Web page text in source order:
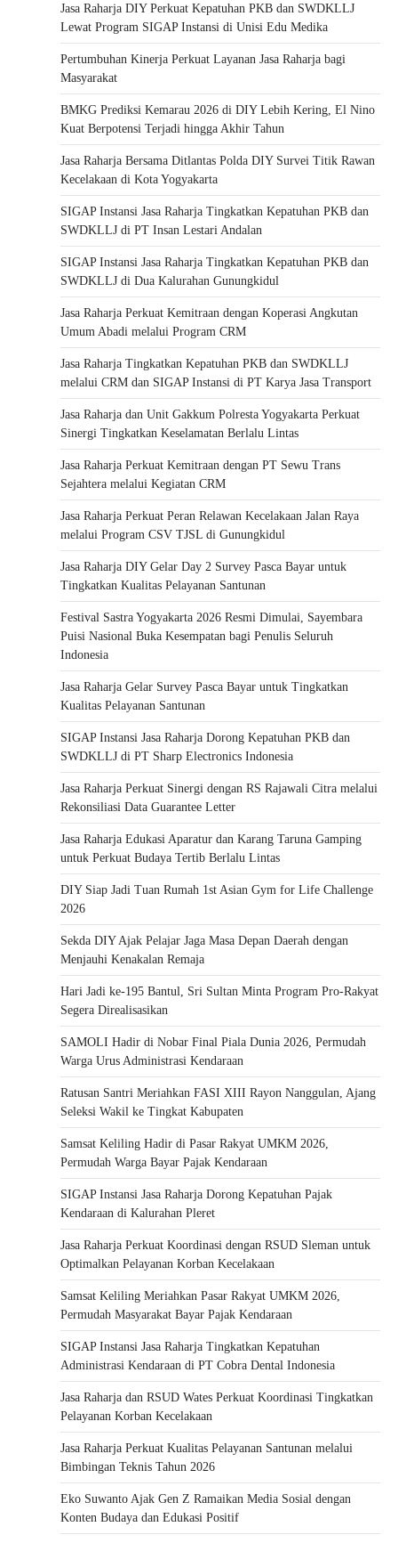
Jasa Raharja DIY Perkuat Kepatuhan PKB dan SWDKLLJ
Lewat Program SIGAP Instansi di Unisi Edu Medika
Pertumbuhan Kinerja Perkuat Layanan Jasa Raharja bagi
Masyarakat
BMKG Prediksi Kemarau 2026 di DIY Lebih Kering, El Nino
Kuat Berpotensi Terjadi hingga Akhir Tahun
Jasa Raharja Bersama Ditlantas Polda DIY Survei Titik Rawan
Kecelakaan di Kota Yogyakarta
SIGAP Instansi Jasa Raharja Tingkatkan Kepatuhan PKB dan
SWDKLLJ di PT Insan Lestari Andalan
SIGAP Instansi Jasa Raharja Tingkatkan Kepatuhan PKB dan
SWDKLLJ di Dua Kalurahan Gunungkidul
Jasa Raharja Perkuat Kemitraan dengan Koperasi Angkutan
Umum Abadi melalui Program CRM
Jasa Raharja Tingkatkan Kepatuhan PKB dan SWDKLLJ
melalui CRM dan SIGAP Instansi di PT Karya Jasa Transport
Jasa Raharja dan Unit Gakkum Polresta Yogyakarta Perkuat
Sinergi Tingkatkan Keselamatan Berlalu Lintas
Jasa Raharja Perkuat Kemitraan dengan PT Sewu Trans
Sejahtera melalui Kegiatan CRM
Jasa Raharja Perkuat Peran Relawan Kecelakaan Jalan Raya
melalui Program CSV TJSL di Gunungkidul
Jasa Raharja DIY Gelar Day 2 Survey Pasca Bayar untuk
Tingkatkan Kualitas Pelayanan Santunan
Festival Sastra Yogyakarta 2026 Resmi Dimulai, Sayembara
Puisi Nasional Buka Kesempatan bagi Penulis Seluruh
Indonesia
Jasa Raharja Gelar Survey Pasca Bayar untuk Tingkatkan
Kualitas Pelayanan Santunan
SIGAP Instansi Jasa Raharja Dorong Kepatuhan PKB dan
SWDKLLJ di PT Sharp Electronics Indonesia
Jasa Raharja Perkuat Sinergi dengan RS Rajawali Citra melalui
Rekonsiliasi Data Guarantee Letter
Jasa Raharja Edukasi Aparatur dan Karang Taruna Gamping
untuk Perkuat Budaya Tertib Berlalu Lintas
DIY Siap Jadi Tuan Rumah 1st Asian Gym for Life Challenge
2026
Sekda DIY Ajak Pelajar Jaga Masa Depan Daerah dengan
Menjauhi Kenakalan Remaja
Hari Jadi ke-195 Bantul, Sri Sultan Minta Program Pro-Rakyat
Segera Direalisasikan
SAMOLI Hadir di Nobar Final Piala Dunia 2026, Permudah
Warga Urus Administrasi Kendaraan
Ratusan Santri Meriahkan FASI XIII Rayon Nanggulan, Ajang
Seleksi Wakil ke Tingkat Kabupaten
Samsat Keliling Hadir di Pasar Rakyat UMKM 2026,
Permudah Warga Bayar Pajak Kendaraan
SIGAP Instansi Jasa Raharja Dorong Kepatuhan Pajak
Kendaraan di Kalurahan Pleret
Jasa Raharja Perkuat Koordinasi dengan RSUD Sleman untuk
Optimalkan Pelayanan Korban Kecelakaan
Samsat Keliling Meriahkan Pasar Rakyat UMKM 2026,
Permudah Masyarakat Bayar Pajak Kendaraan
SIGAP Instansi Jasa Raharja Tingkatkan Kepatuhan
Administrasi Kendaraan di PT Cobra Dental Indonesia
Jasa Raharja dan RSUD Wates Perkuat Koordinasi Tingkatkan
Pelayanan Korban Kecelakaan
Jasa Raharja Perkuat Kualitas Pelayanan Santunan melalui
Bimbingan Teknis Tahun 2026
Eko Suwanto Ajak Gen Z Ramaikan Media Sosial dengan
Konten Budaya dan Edukasi Positif